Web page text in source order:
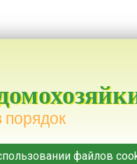
порядок
файлов